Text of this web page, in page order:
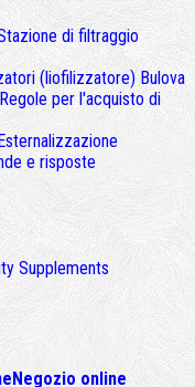
di filtraggio
(liofilizzatore) Bulova
Regole per l'acquisto di
e risposte
Supplements
Negozio online